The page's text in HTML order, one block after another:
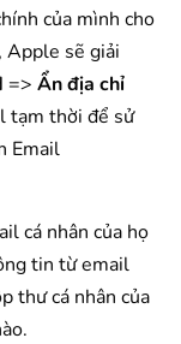
của mình cho
Apple sẽ giải
=> Ẩn địa chỉ
tạm thời để sử
Email
cá nhân của họ
tin từ email
thư cá nhân của